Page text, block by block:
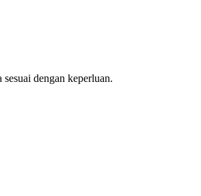
dengan keperluan.